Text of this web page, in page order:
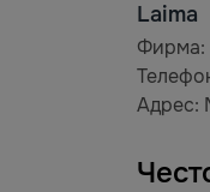
Laima
Фирма:
Адрес: